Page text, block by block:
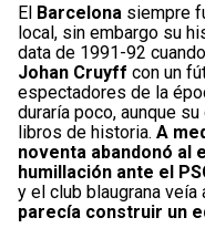
El Barcelona siempre
local, sin embargo su
data de 1991-92
Johan Cruyff con un
espectadores de la
duraría poco, aunque
libros de historia. A
noventa abandonó al
humillación ante el
y el club blaugrana
parecía construir un